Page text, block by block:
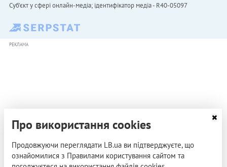
Cуб'єкт у сфері онлайн-медіа; ідентифікатор медіа - R40-05097
РЕКЛАМА
Про використання cookies
Продовжуючи переглядати LB.ua ви підтверджуєте, що
ознайомилися з Правилами користування сайтом та